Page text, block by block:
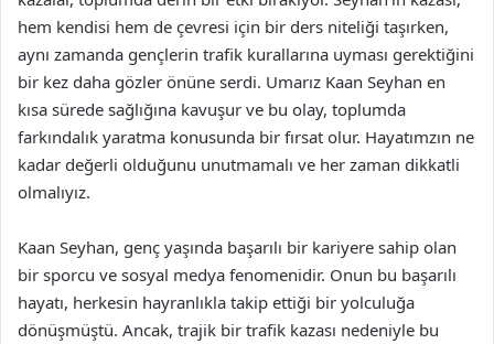
hem kendisi hem de çevresi için bir ders niteliği taşırken,
aynı zamanda gençlerin trafik kurallarına uyması gerektiğini
bir kez daha gözler önüne serdi. Umarız Kaan Seyhan en
kısa sürede sağlığına kavuşur ve bu olay, toplumda
farkındalık yaratma konusunda bir fırsat olur. Hayatımzın ne
kadar değerli olduğunu unutmamalı ve her zaman dikkatli
olmalıyız.
Kaan Seyhan, genç yaşında başarılı bir kariyere sahip olan
bir sporcu ve sosyal medya fenomenidir. Onun bu başarılı
hayatı, herkesin hayranlıkla takip ettiği bir yolculuğa
dönüşmüştü. Ancak, trajik bir trafik kazası nedeniyle bu